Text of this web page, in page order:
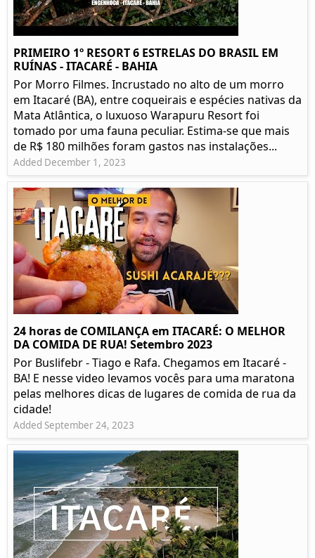
PRIMEIRO 1º RESORT 6 ESTRELAS DO BRASIL EM
RUÍNAS - ITACARÉ - BAHIA
Por Morro Filmes. Incrustado no alto de um morro
em Itacaré (BA), entre coqueirais e espécies nativas da
Mata Atlântica, o luxuoso Warapuru Resort foi
tomado por uma fauna peculiar. Estima-se que mais
de R$ 180 milhões foram gastos nas instalações...
Added December 1, 2023
24 horas de COMILANÇA em ITACARÉ: O MELHOR
DA COMIDA DE RUA! Setembro 2023
Por Buslifebr - Tiago e Rafa. Chegamos em Itacaré -
BA! E nesse video levamos vocês para uma maratona
pelas melhores dicas de lugares de comida de rua da
cidade!
Added September 24, 2023